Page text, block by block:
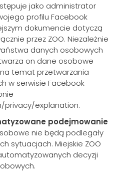
jako administrator
profilu Facebook
dokumencie dotyczą
przez ZOO. Niezależnie
danych osobowych
on dane osobowe
temat przetwarzania
w serwisie Facebook
explanation.
podejmowanie
nie będą podlegały
sytuacjach. Miejskie ZOO
decyzji